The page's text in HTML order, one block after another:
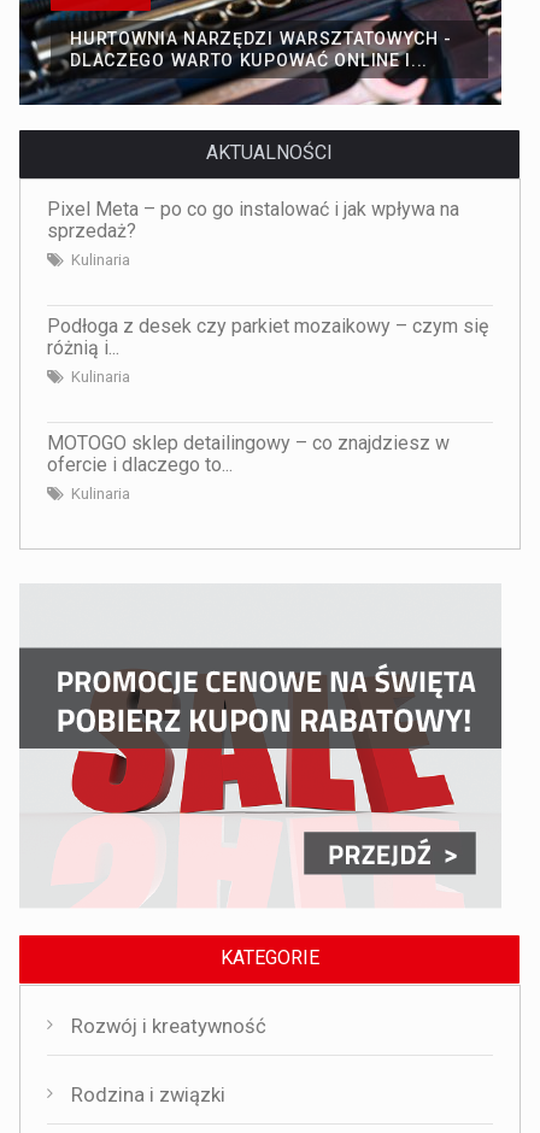
HURTOWNIA NARZĘDZI WARSZTATOWYCH -
DLACZEGO WARTO KUPOWAĆ ONLINE I...
AKTUALNOŚCI
Pixel Meta – po co go instalować i jak wpływa na
sprzedaż?
Kulinaria
Podłoga z desek czy parkiet mozaikowy – czym się
różnią i...
Kulinaria
MOTOGO sklep detailingowy – co znajdziesz w
ofercie i dlaczego to...
Kulinaria
KATEGORIE
Rozwój i kreatywność
Rodzina i związki